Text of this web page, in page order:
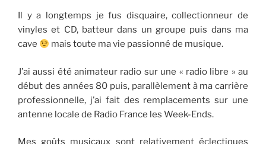
Il y a longtemps je fus disquaire, collectionneur de
vinyles et CD, batteur dans un groupe puis dans ma
cave
mais toute ma vie passionné de musique.
J’ai aussi été animateur radio sur une « radio libre » au
début des années 80 puis, parallèlement à ma carrière
professionnelle, j’ai fait des remplacements sur une
antenne locale de Radio France les Week-Ends.
Mes goûts musicaux sont relativement éclectiques